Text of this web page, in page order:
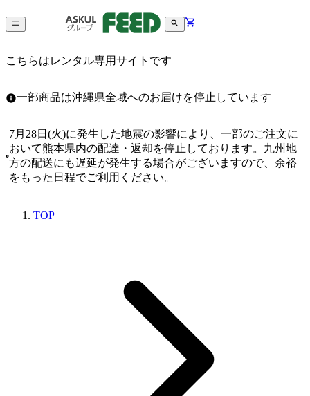
こちらはレンタル専用サイトです
一部商品は沖縄県全域へのお届けを停止しています
7月28日(火)に発生した地震の影響により、一部のご注文に
おいて熊本県内の配達・返却を停止しております。九州地
方の配送にも遅延が発生する場合がございますので、余裕
をもった日程でご利用ください。
TOP